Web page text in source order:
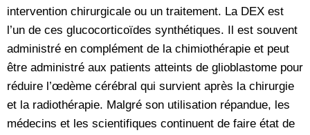
intervention chirurgicale ou un traitement. La DEX est
l’un de ces glucocorticoïdes synthétiques. Il est souvent
administré en complément de la chimiothérapie et peut
être administré aux patients atteints de glioblastome pour
réduire l’œdème cérébral qui survient après la chirurgie
et la radiothérapie. Malgré son utilisation répandue, les
médecins et les scientifiques continuent de faire état de